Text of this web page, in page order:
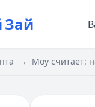
Зай
→ Моу считает: